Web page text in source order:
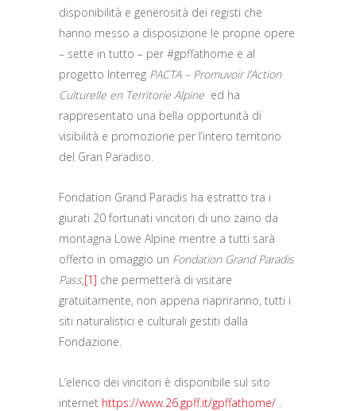
disponibilità e generosità dei registi che
hanno messo a disposizione le proprie opere
– sette in tutto – per #gpffathome e al
progetto Interreg PACTA – Promuvoir l’Action
Culturelle en Territorie Alpine ed ha
rappresentato una bella opportunità di
visibilità e promozione per l’intero territorio
del Gran Paradiso.
Fondation Grand Paradis ha estratto tra i
giurati 20 fortunati vincitori di uno zaino da
montagna Lowe Alpine mentre a tutti sarà
offerto in omaggio un Fondation Grand Paradis
Pass,[1] che permetterà di visitare
gratuitamente, non appena riapriranno, tutti i
siti naturalistici e culturali gestiti dalla
Fondazione.
L’elenco dei vincitori è disponibile sul sito
internet https://www.26.gpff.it/gpffathome/ .